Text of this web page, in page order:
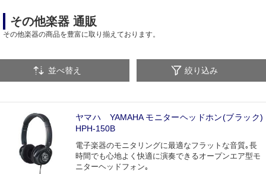
その他楽器 通販
その他楽器の商品を豊富に取り揃えております。
並べ替え 絞り込み
ヤマハ YAMAHA モニターヘッドホン(ブラック)
HPH-150B
電子楽器のモニタリングに最適なフラットな音質｡長
時間でも心地よく快適に演奏できるオープンエア型モ
ニターヘッドフォン｡